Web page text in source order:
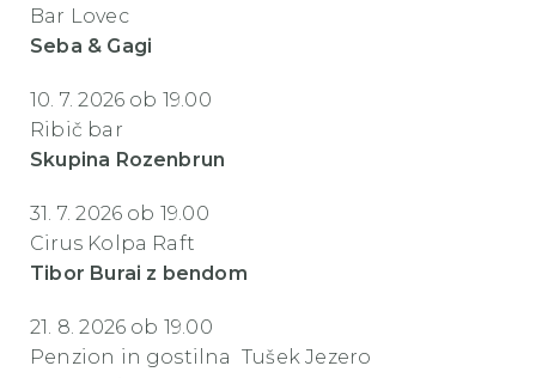
Bar Lovec
Seba & Gagi
10. 7. 2026 ob 19.00
Ribič bar
Skupina Rozenbrun
31. 7. 2026 ob 19.00
Cirus Kolpa Raft
Tibor Burai z bendom
21. 8. 2026 ob 19.00
Penzion in gostilna Tušek Jezero